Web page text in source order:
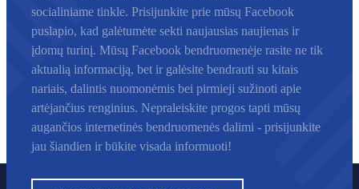
socialiniame tinkle. Prisijunkite prie mūsų Facebook
puslapio, kad galėtumėte sekti naujausias naujienas ir
įdomų turinį. Mūsų Facebook bendruomenėje rasite ne tik
aktualią informaciją, bet ir galėsite bendrauti su kitais
nariais, dalintis nuomonėmis bei pirmieji sužinoti apie
artėjančius renginius. Nepraleiskite progos tapti mūsų
augančios internetinės bendruomenės dalimi - prisijunkite
jau šiandien ir būkite visada informuoti!